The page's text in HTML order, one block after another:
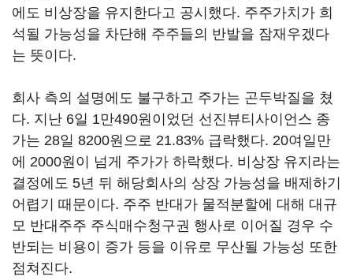
에도 비상장을 유지한다고 공시했다. 주주가치가 희
석될 가능성을 차단해 주주들의 반발을 잠재우겠다
는 뜻이다.
회사 측의 설명에도 불구하고 주가는 곤두박질을 쳤
다. 지난 6일 1만490원이었던 선진뷰티사이언스 종
가는 28일 8200원으로 21.83% 급락했다. 20여일만
에 2000원이 넘게 주가가 하락했다. 비상장 유지라는
결정에도 5년 뒤 해당회사의 상장 가능성을 배제하기
어렵기 때문이다. 주주 반대가 물적분할에 대해 대규
모 반대주주 주식매수청구권 행사로 이어질 경우 수
반되는 비용이 증가 등을 이유로 무산될 가능성 또한
점쳐진다.